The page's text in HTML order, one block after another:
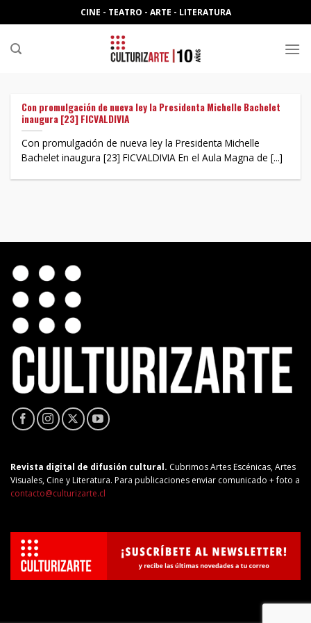
to
content
CINE - TEATRO - ARTE - LITERATURA
Con promulgación de nueva ley la Presidenta Michelle Bachelet
inaugura [23] FICVALDIVIA
Con promulgación de nueva ley la Presidenta Michelle
Bachelet inaugura [23] FICVALDIVIA En el Aula Magna de [...]
Revista digital de difusión cultural. Cubrimos Artes Escénicas, Artes
Visuales, Cine y Literatura. Para publicaciones enviar comunicado + foto a
contacto@culturizarte.cl